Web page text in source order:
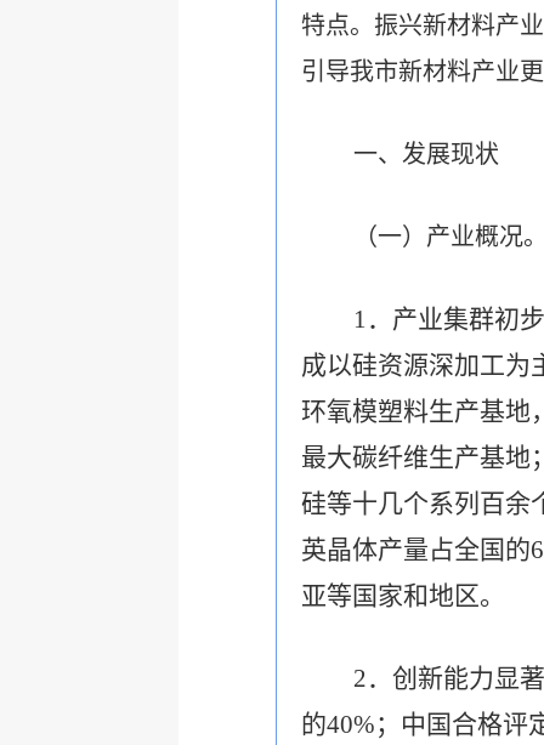
特点。振兴新材料产
引导我市新材料产业
一、发展现状
（一）产业概况
1．产业集群初
成以硅资源深加工为
环氧模塑料生产基地
最大碳纤维生产基地
硅等十几个系列百余
英晶体产量占全国的
亚等国家和地区。
2．创新能力显
的40%；中国合格评